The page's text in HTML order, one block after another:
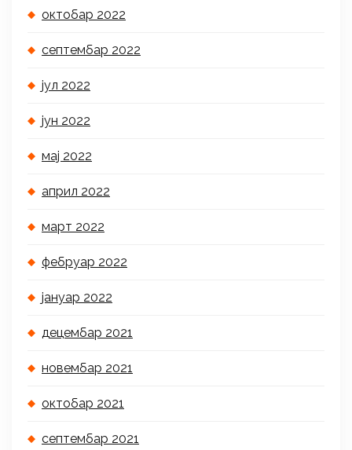
октобар 2022
септембар 2022
јул 2022
јун 2022
мај 2022
април 2022
март 2022
фебруар 2022
јануар 2022
децембар 2021
новембар 2021
октобар 2021
септембар 2021